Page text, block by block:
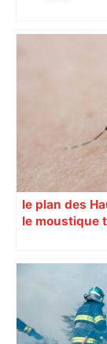
le plan des
le moustique